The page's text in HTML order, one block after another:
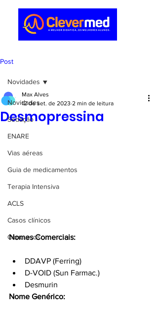
Post
Novidades
Sedação
ENARE
Vias aéreas
Guia de medicamentos
Terapia Intensiva
ACLS
Casos clínicos
Concursos
Novidades
Desmopressina
Max Alves
12 de set. de 2023 2 min de leitura
Nomes Comerciais:
DDAVP (Ferring)
D-VOID (Sun Farmac.)
Desmurin
Nome Genérico: